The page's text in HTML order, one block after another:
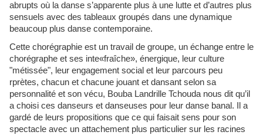
abrupts où la danse s’apparente plus à une lutte et d’autres plus
sensuels avec des tableaux groupés dans une dynamique
beaucoup plus danse contemporaine.
Cette chorégraphie est un travail de groupe, un échange entre le
chorégraphe et ses inte«fraîche», énergique, leur culture
"métissée", leur engagement social et leur parcours peu
rprètes, chacun et chacune jouant et dansant selon sa
personnalité et son vécu, Bouba Landrille Tchouda nous dit qu’il
a choisi ces danseurs et danseuses pour leur danse banal. Il a
gardé de leurs propositions que ce qui faisait sens pour son
spectacle avec un attachement plus particulier sur les racines